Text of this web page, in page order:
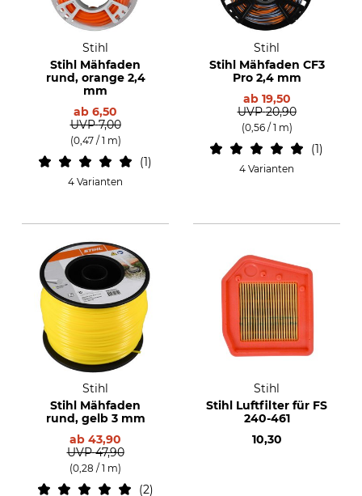
Stihl
Stihl Mähfaden
rund, orange 2,4
mm
ab 6,50
UVP 7,00
(0,47 / 1 m)
1
4 Varianten
Stihl
Stihl Mähfaden CF3
Pro 2,4 mm
ab 19,50
UVP 20,90
(0,56 / 1 m)
1
4 Varianten
Stihl
Stihl Mähfaden
rund, gelb 3 mm
ab 43,90
UVP 47,90
(0,28 / 1 m)
2
Stihl
Stihl Luftfilter für FS
240-461
10,30